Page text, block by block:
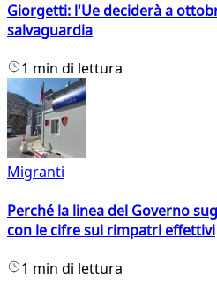
Giorgetti: l'Ue deciderà a
salvaguardia
1 min di lettura
Migranti
Perché la linea del Governo
con le cifre sui rimpatri effettivi
1 min di lettura